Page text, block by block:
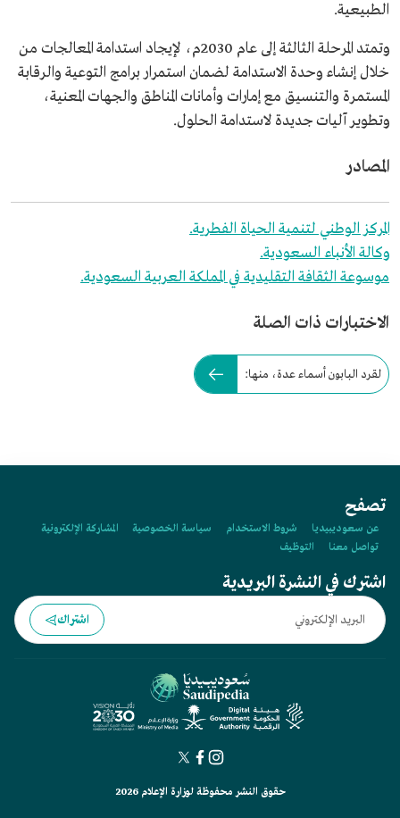
الطبيعية.
وتمتد المرحلة الثالثة إلى عام 2030م، لإيجاد استدامة المعالجات من
خلال إنشاء وحدة الاستدامة لضمان استمرار برامج التوعية والرقابة
المستمرة والتنسيق مع إمارات وأمانات المناطق والجهات المعنية،
وتطوير آليات جديدة لاستدامة الحلول.
المصادر
المركز الوطني لتنمية الحياة الفطرية.
وكالة الأنباء السعودية.
موسوعة الثقافة التقليدية في المملكة العربية السعودية.
الاختبارات ذات الصلة
لقرد البابون أسماء عدة، منها:
تصفح
عن سعوديبيديا شروط الاستخدام سياسة الخصوصية
المشاركة الإلكترونية
تواصل معنا
التوظيف
اشترك في النشرة البريدية
اشتراك
حقوق النشر محفوظة لوزارة الإعلام 2026